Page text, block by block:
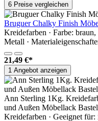
6 Preise vergleichen
Bruguer Chalky Finish
Kreidefarben · Farbe:
Metall ·
21,49 €*
1 Angebot anzeigen
Ann Sterling 1Kg.
und Außen Möbellack
Kreidefarben · Geeignet für: